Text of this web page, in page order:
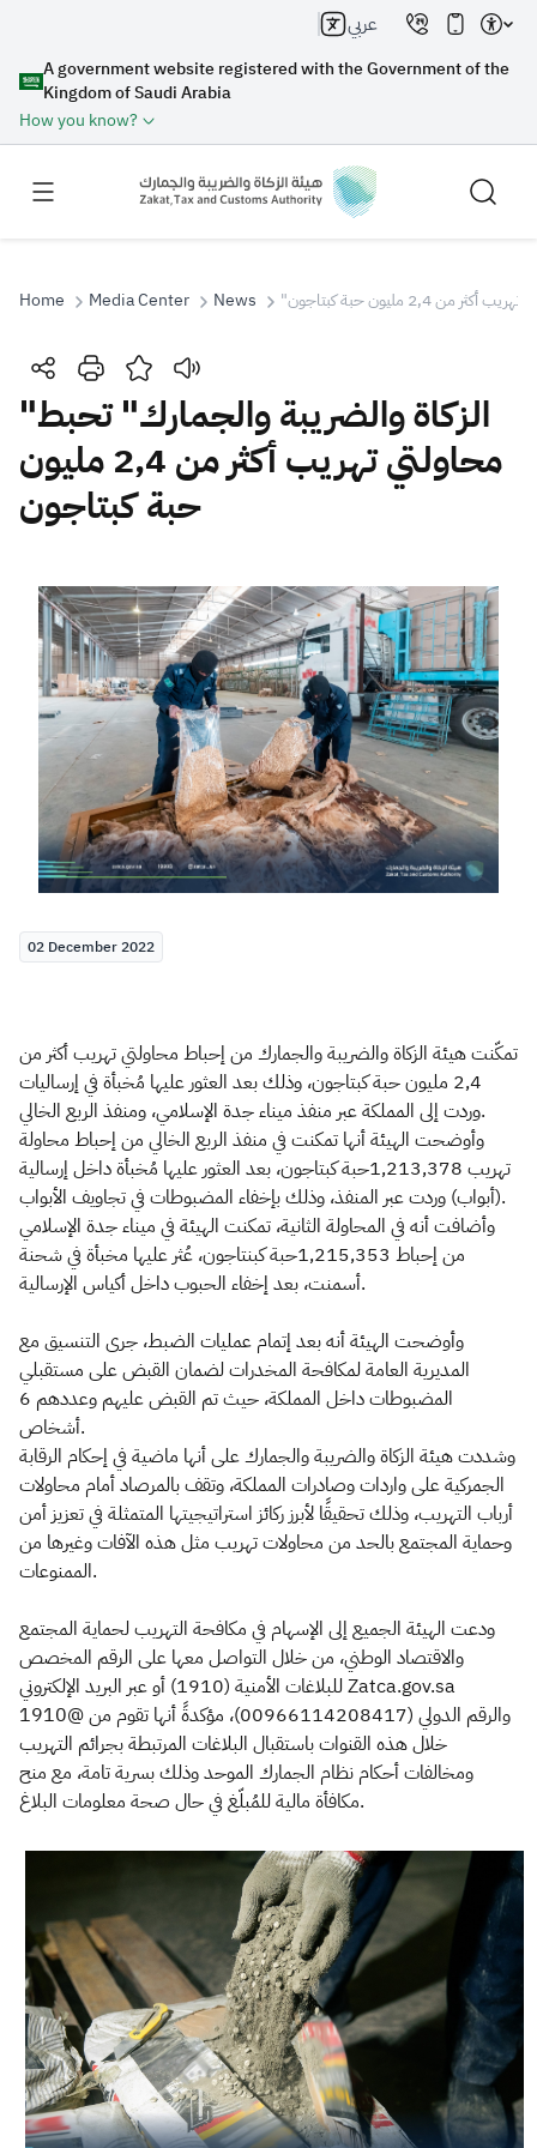
A government website registered with the Government of the
Kingdom of Saudi Arabia
How you know?
عربي
Search
Search Search AI
Suggestions
Zakat Customs VAT
Tax Declaration
Real Estate Transactions
Home Media Center News 2,4 مليون حبة كبتاجون
"الزكاة والضريبة والجمارك" تحبط
محاولتي تهريب أكثر من 2,4 مليون
حبة كبتاجون
02 December 2022
تمكّنت هيئة الزكاة والضريبة والجمارك من إحباط محاولتي تهريب أكثر من
2,4 مليون حبة كبتاجون، وذلك بعد العثور عليها مُخبأة في إرساليات
وردت إلى المملكة عبر منفذ ميناء جدة الإسلامي، ومنفذ الربع الخالي.
وأوضحت الهيئة أنها تمكنت في منفذ الربع الخالي من إحباط محاولة
تهريب 1,213,378حبة كبتاجون، بعد العثور عليها مُخبأة داخل إرسالية
(أبواب) وردت عبر المنفذ، وذلك بإخفاء المضبوطات في تجاويف الأبواب.
وأضافت أنه في المحاولة الثانية، تمكنت الهيئة في ميناء جدة الإسلامي
من إحباط 1,215,353حبة كبنتاجون، عُثر عليها مخبأة في شحنة
أسمنت، بعد إخفاء الحبوب داخل أكياس الإرسالية.
وأوضحت الهيئة أنه بعد إتمام عمليات الضبط، جرى التنسيق مع
المديرية العامة لمكافحة المخدرات لضمان القبض على مستقبلي
المضبوطات داخل المملكة، حيث تم القبض عليهم وعددهم 6
أشخاص.
وشددت هيئة الزكاة والضريبة والجمارك على أنها ماضية في إحكام الرقابة
الجمركية على واردات وصادرات المملكة، وتقف بالمرصاد أمام محاولات
أرباب التهريب، وذلك تحقيقًا لأبرز ركائز استراتيجيتها المتمثلة في تعزيز أمن
وحماية المجتمع بالحد من محاولات تهريب مثل هذه الآفات وغيرها من
الممنوعات.
ودعت الهيئة الجميع إلى الإسهام في مكافحة التهريب لحماية المجتمع
والاقتصاد الوطني، من خلال التواصل معها على الرقم المخصص
للبلاغات الأمنية (1910) أو عبر البريد الإلكتروني Zatca.gov.sa
1910@ والرقم الدولي (00966114208417)، مؤكدةً أنها تقوم من
خلال هذه القنوات باستقبال البلاغات المرتبطة بجرائم التهريب
ومخالفات أحكام نظام الجمارك الموحد وذلك بسرية تامة، مع منح
مكافأة مالية للمُبلّغ في حال صحة معلومات البلاغ.